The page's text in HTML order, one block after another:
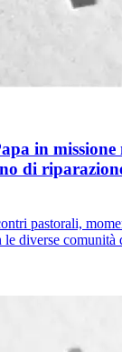
in missione
di
pastorali,
diverse comunità